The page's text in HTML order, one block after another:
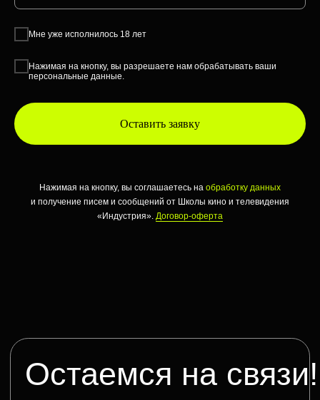
Мне уже исполнилось 18 лет
Нажимая на кнопку, вы разрешаете нам обрабатывать ваши
персональные данные.
Оставить заявку
Нажимая на кнопку, вы соглашаетесь на обработку данных
и получение писем и сообщений от Школы кино и телевидения
«Индустрия». Договор-оферта